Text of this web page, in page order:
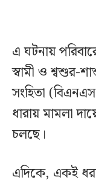
এ ঘটনায়
স্বামী ও শ্বশুর-
সংহিতা
ধারায় মামলা
চলছে।
এদিকে, একই